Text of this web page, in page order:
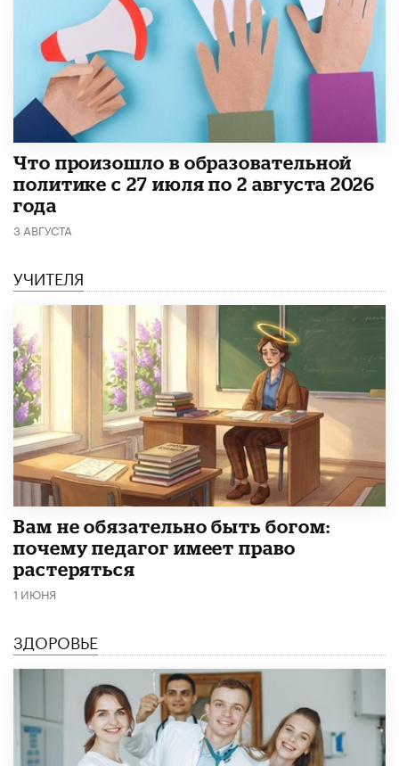
​Что произошло в образовательной
политике с 27 июля по 2 августа 2026
года
3 АВГУСТА
УЧИТЕЛЯ
​Вам не обязательно быть богом:
почему педагог имеет право
растеряться
1 ИЮНЯ
ЗДОРОВЬЕ